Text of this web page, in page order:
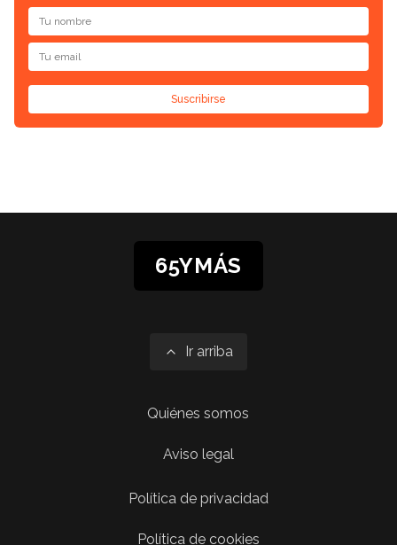
Suscribirse
65YMÁS
Ir arriba
Quiénes somos
Aviso legal
Política de privacidad
Política de cookies